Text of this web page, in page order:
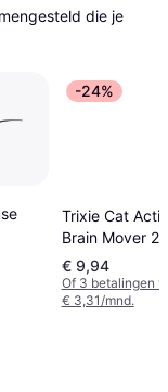
die je
-24%
Trixie Cat
Brain Mover
cm
€ 9,94
Of 3 betalingen
€ 3,31/mnd.